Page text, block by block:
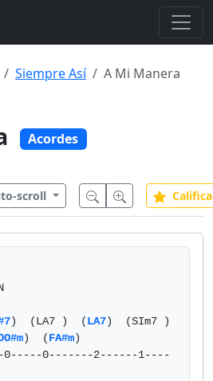
Siempre Así A Mi Manera
Acordes
scroll
)  (LA7 )  (LA7)  (SIm7 )
)  (FA#m)
0-----0-------2------1----